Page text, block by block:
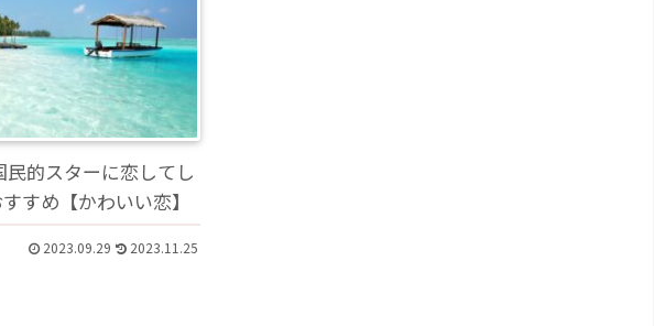
的スターに恋してし
すめ【かわいい恋】
2023.09.29 2023.11.25